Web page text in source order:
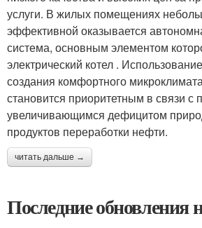
услуги. В жилых помещениях
эффективной оказывается
система, основным элементом
электрический котел .
создания комфортного
становится приоритетным в связи с
увеличивающимся дефицитом
продуктов переработки нефти.
читать дальше →
Последние обновления